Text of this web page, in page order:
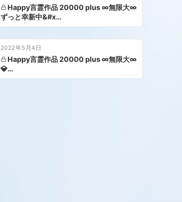
Happy言霊作品 20000 plus ∞無限大∞
ずっと幸新中&#x…
2022年5月4日
Happy言霊作品 20000 plus ∞無限大∞
💎…